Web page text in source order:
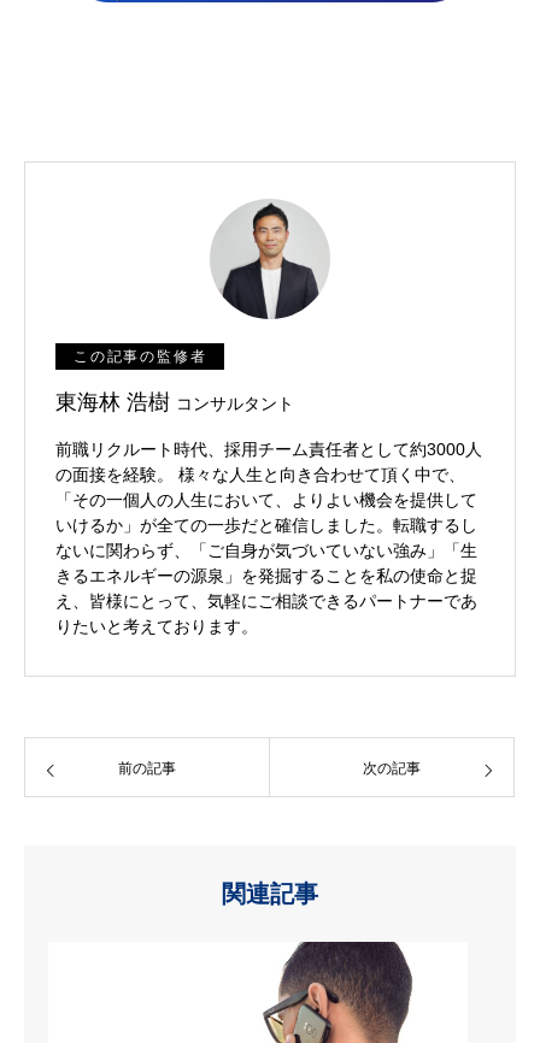
この記事の監修者
東海林 浩樹 コンサルタント
前職リクルート時代、採用チーム責任者として約3000人
の面接を経験。 様々な人生と向き合わせて頂く中で、
「その一個人の人生において、よりよい機会を提供して
いけるか」が全ての一歩だと確信しました。転職するし
ないに関わらず、「ご自身が気づいていない強み」「生
きるエネルギーの源泉」を発掘することを私の使命と捉
え、皆様にとって、気軽にご相談できるパートナーであ
りたいと考えております。
前の記事 次の記事
関連記事